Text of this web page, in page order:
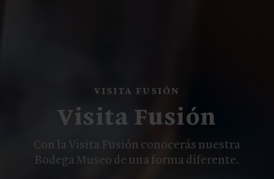
VISITA FUSIÓN
Visita Fusión
Con la Visita Fusión conocerás nuestra
Bodega Museo de una forma diferente.